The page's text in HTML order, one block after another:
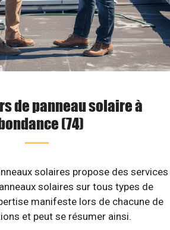
de panneau solaire à
(74)
solaires propose des services
solaires sur tous types de
manifeste lors de chacune de
et peut se résumer ainsi.